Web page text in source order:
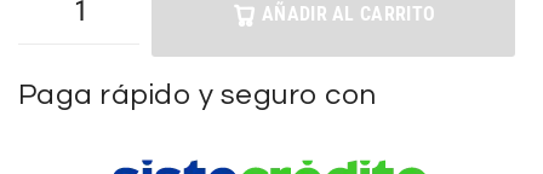
AÑADIR AL CARRITO
Paga rápido y seguro con